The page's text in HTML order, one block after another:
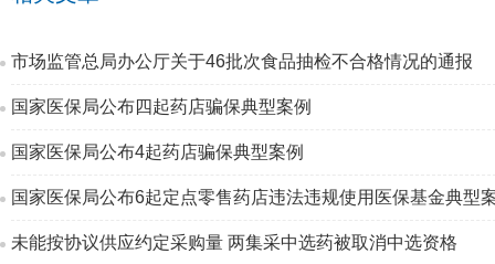
市场监管总局办公厅关于46批次食品抽检不合格情况的通报
国家医保局公布四起药店骗保典型案例
国家医保局公布4起药店骗保典型案例
国家医保局公布6起定点零售药店违法违规使用医保基金典型
未能按协议供应约定采购量 两集采中选药被取消中选资格